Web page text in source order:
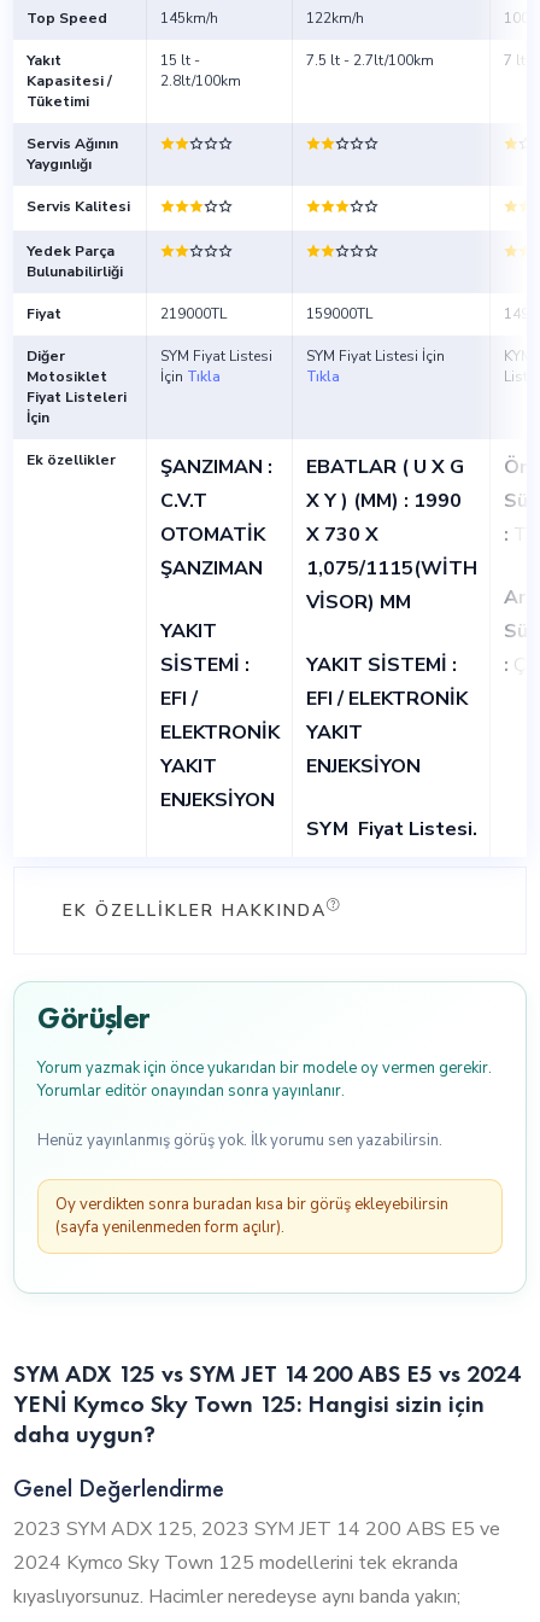
Top Speed 145km/h 122km/h
Yakıt
Kapasitesi /
Tüketimi
15 lt -
2.8lt/100km
7.5 lt - 2.7lt/100km 7 lt -
Servis Ağının
Yaygınlığı
Servis Kalitesi
Yedek Parça
Bulunabilirliği
Fiyat 219000TL 159000TL
Diğer
Motosiklet
Fiyat Listeleri
İçin
SYM Fiyat Listesi
İçin Tıkla
SYM Fiyat Listesi İçin
Tıkla
Ek özellikler
ŞANZIMAN :
C.V.T
OTOMATİK
ŞANZIMAN
YAKIT
SİSTEMİ :
EFI /
ELEKTRONİK
YAKIT
ENJEKSİYON
EBATLAR ( U X G
X Y ) (MM) : 1990
X 730 X
1,075/1115(WİTH
VİSOR) MM
YAKIT SİSTEMİ :
EFI / ELEKTRONİK
YAKIT
ENJEKSİYON
SYM Fiyat Listesi.
Ön
:
:
EK ÖZELLIKLER HAKKINDA
Görüşler
Yorum yazmak için önce yukarıdan bir modele oy vermen gerekir.
Yorumlar editör onayından sonra yayınlanır.
Henüz yayınlanmış görüş yok. İlk yorumu sen yazabilirsin.
Oy verdikten sonra buradan kısa bir görüş ekleyebilirsin
(sayfa yenilenmeden form açılır).
SYM ADX 125 vs SYM JET 14 200 ABS E5 vs 2024
YENİ Kymco Sky Town 125: Hangisi sizin için
daha uygun?
Genel Değerlendirme
2023 SYM ADX 125, 2023 SYM JET 14 200 ABS E5 ve
2024 Kymco Sky Town 125 modellerini tek ekranda
kıyaslıyorsunuz. Hacimler neredeyse aynı banda yakın;